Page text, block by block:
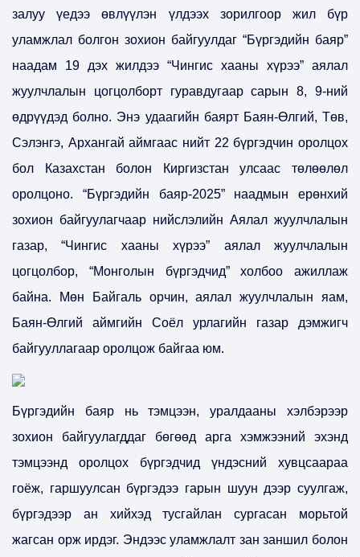
залуу үедээ өвлүүлэн үлдээх зорилгоор жил бүр
уламжлал болгон зохион байгуулдаг “Бүргэдийн баяр”
наадам 19 дэх жилдээ “Чингис хааны хүрээ” аялал
жуулчлалын цогцолборт гуравдугаар сарын 8, 9-ний
өдрүүдэд болно. Энэ удаагийн баярт Баян-Өлгий, Төв,
Сэлэнгэ, Архангай аймгаас нийт 22 бүргэдчин оролцох
бол Казахстан болон Киргизстан улсаас төлөөлөл
оролцоно. “Бүргэдийн баяр-2025” наадмын ерөнхий
зохион байгуулагчаар нийслэлийн Аялал жуулчлалын
газар, “Чингис хааны хүрээ” аялал жуулчлалын
цогцолбор, “Монголын бүргэдчид” холбоо ажиллаж
байна. Мөн Байгаль орчин, аялал жуулчлалын яам,
Баян-Өлгий аймгийн Соёл урлагийн газар дэмжигч
байгууллагаар оролцож байгаа юм.
Бүргэдийн баяр нь тэмцээн, уралдааны хэлбэрээр
зохион байгуулагддаг бөгөөд арга хэмжээний эхэнд
тэмцээнд оролцох бүргэдчид үндэсний хувцсаараа
гоёж, гаршуулсан бүргэдээ гарын шуун дээр суулгаж,
бүргэдээр ан хийхэд тусгайлан сургасан морьтой
жагсан орж ирдэг. Эндээс уламжлалт зан заншил болон